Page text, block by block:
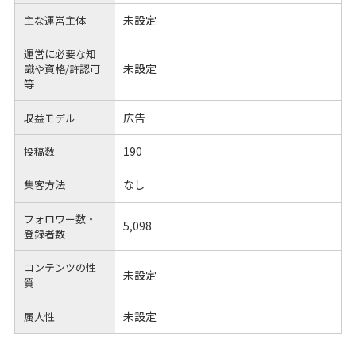
主な運営主体 未設定
運営に必要な知
識や資格/許認可
等
未設定
収益モデル 広告
投稿数 190
集客方法 なし
フォロワー数・
登録者数
5,098
コンテンツの性
質
未設定
属人性 未設定